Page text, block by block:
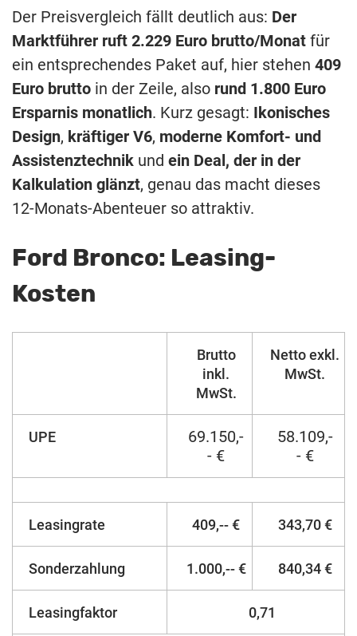
Der Preisvergleich fällt deutlich aus: Der
Marktführer ruft 2.229 Euro brutto/Monat für
ein entsprechendes Paket auf, hier stehen 409
Euro brutto in der Zeile, also rund 1.800 Euro
Ersparnis monatlich. Kurz gesagt: Ikonisches
Design, kräftiger V6, moderne Komfort- und
Assistenztechnik und ein Deal, der in der
Kalkulation glänzt, genau das macht dieses
12-Monats-Abenteuer so attraktiv.
Ford Bronco: Leasing-
Kosten
Brutto
inkl.
MwSt.
Netto exkl.
MwSt.
UPE
69.150,-
- €
58.109,-
- €
Leasingrate 409,-- € 343,70 €
Sonderzahlung 1.000,-- € 840,34 €
Leasingfaktor 0,71